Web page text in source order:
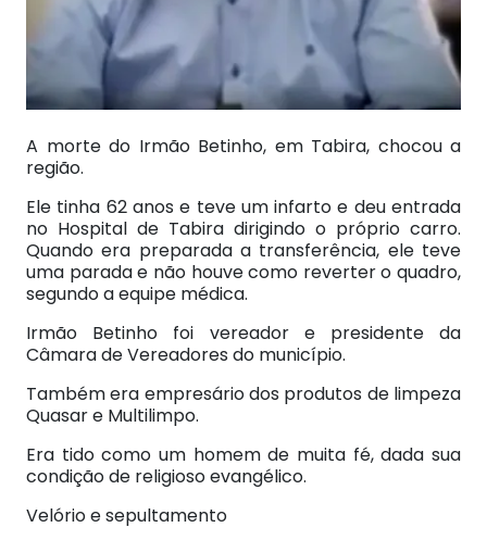
A morte do Irmão Betinho, em Tabira, chocou a
região.
Ele tinha 62 anos e teve um infarto e deu entrada
no Hospital de Tabira dirigindo o próprio carro.
Quando era preparada a transferência, ele teve
uma parada e não houve como reverter o quadro,
segundo a equipe médica.
Irmão Betinho foi vereador e presidente da
Câmara de Vereadores do município.
Também era empresário dos produtos de limpeza
Quasar e Multilimpo.
Era tido como um homem de muita fé, dada sua
condição de religioso evangélico.
Velório e sepultamento